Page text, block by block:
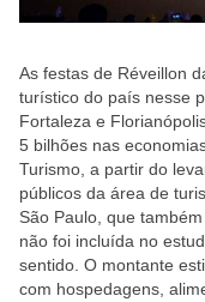
As festas de Réveillon
turístico do país nesse
Fortaleza e
5 bilhões nas
Turismo, a partir do
públicos da área de
São Paulo, que
não foi incluída no
sentido. O montante
com hospedagens,